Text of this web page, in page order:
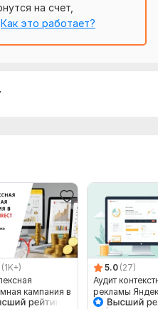
50
на счет,
Как это работает?
(1K+)
кампания в
под ключ
5.0 (27)
Аудит
рекламы
Директ